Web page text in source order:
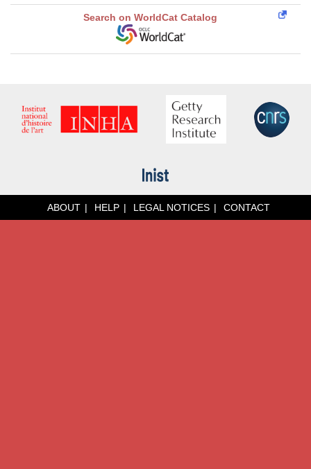
Search on WorldCat Catalog
ABOUT HELP LEGAL NOTICES CONTACT